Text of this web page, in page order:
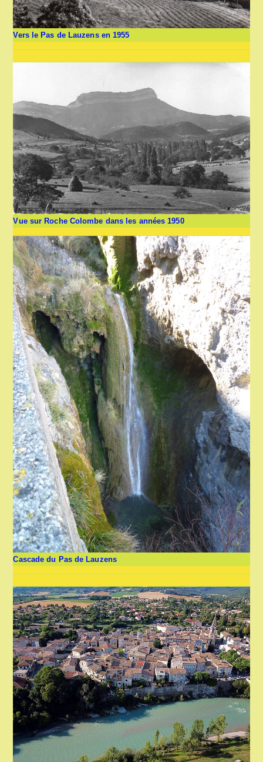
Vers le Pas de Lauzens en 1955
Vue sur Roche Colombe dans les années 1950
Cascade du Pas de Lauzens